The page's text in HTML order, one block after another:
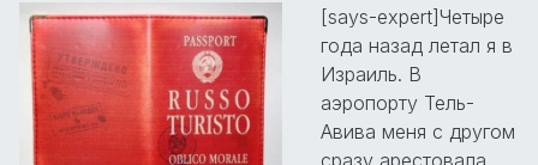
[says-expert]Четыре
года назад летал я в
Израиль. В
аэропорту Тель-
Авива меня с другом
сразу арестовала